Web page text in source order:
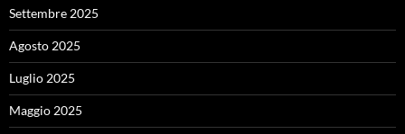
Settembre 2025
Agosto 2025
Luglio 2025
Maggio 2025